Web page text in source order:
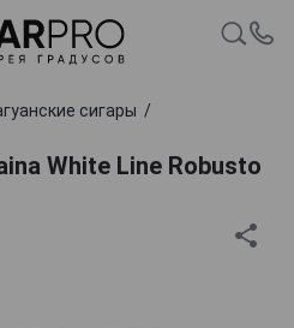
сигары
White Line Robusto